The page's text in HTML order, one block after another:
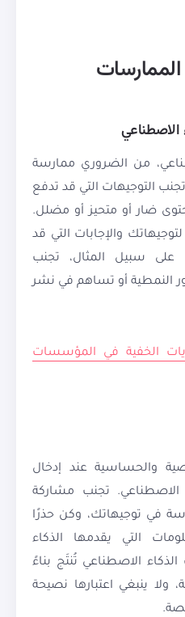
الاصطناعي
من الضروري ممارسة
تجنب التوجيهات التي قد تدفع
ضار أو متحيز أو مضلل.
والإجابات التي قد
على سبيل المثال، تجنب
النمطية أو تساهم في نشر
الخفية في المؤسسات
والحساسية عند إدخال
الاصطناعي. تجنب مشاركة
في توجيهاتك، وكن حذرًا
التي يقدمها الذكاء
الاصطناعي تُنتَج بناءً
ولا ينبغي اعتبارها نصيحة